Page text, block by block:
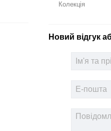
Колекція
Новий відгук